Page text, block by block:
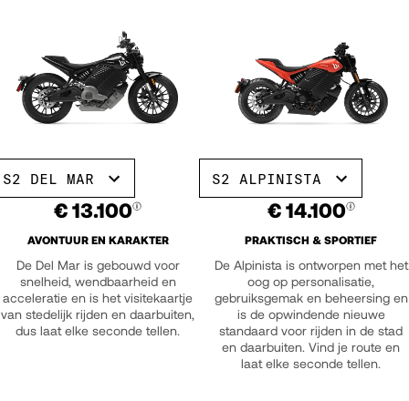
S2 DEL MAR S2 ALPINISTA
€ 13.100 € 14.100
AVONTUUR EN KARAKTER
De Del Mar is gebouwd voor
snelheid, wendbaarheid en
acceleratie en is het visitekaartje
van stedelijk rijden en daarbuiten,
dus laat elke seconde tellen.
PRAKTISCH & SPORTIEF
De Alpinista is ontworpen met het
oog op personalisatie,
gebruiksgemak en beheersing en
is de opwindende nieuwe
standaard voor rijden in de stad
en daarbuiten. Vind je route en
laat elke seconde tellen.